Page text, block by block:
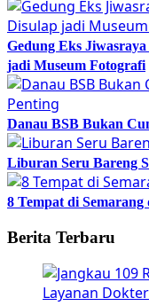
Gedung Eks
jadi Museum Fotografi
Danau BSB Bukan
Liburan Seru Bareng
8 Tempat di
Berita Terbaru